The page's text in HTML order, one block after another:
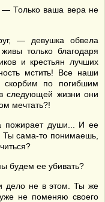
Только ваша вера не
— девушка обвела
только благодаря
и крестьян лучших
мстить! Все наши
по погибшим
следующей жизни они
мечтать?!
пожирает души... И ее
Ты сама-то понимаешь,
будем ее убивать?
дело не в этом. Ты же
не поменяю своего